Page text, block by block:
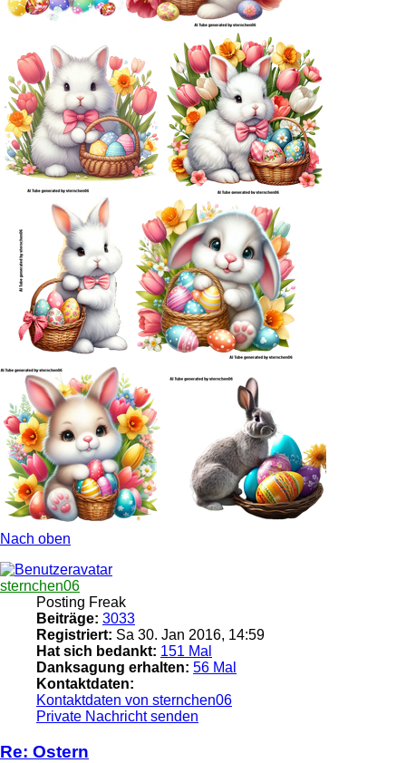
Nach oben
sternchen06
Posting Freak
Beiträge: 3033
Registriert: Sa 30. Jan 2016, 14:59
Hat sich bedankt: 151 Mal
Danksagung erhalten: 56 Mal
Kontaktdaten:
Kontaktdaten von sternchen06
Private Nachricht senden
Re: Ostern